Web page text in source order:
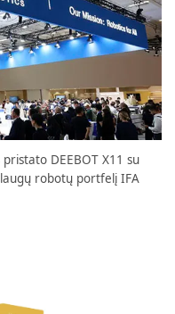
DEEBOT X11 su
robotų portfelį IFA